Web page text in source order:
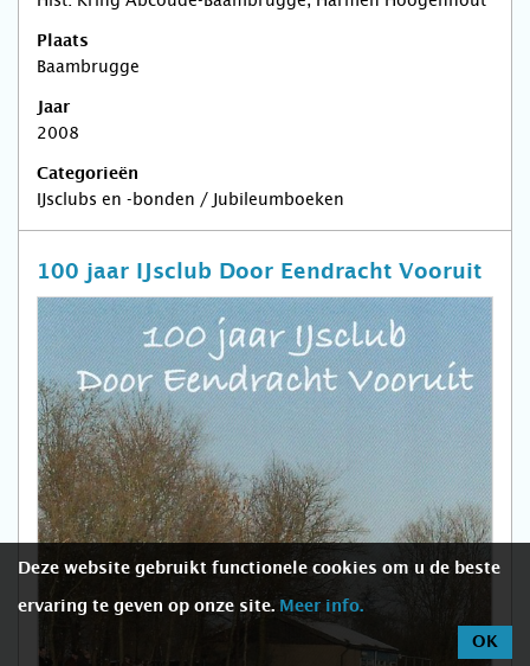
Plaats
Baambrugge
Jaar
2008
Categorieën
IJsclubs en -bonden / Jubileumboeken
100 jaar IJsclub Door Eendracht Vooruit
Deze website gebruikt functionele cookies om u de beste
ervaring te geven op onze site. Meer info.
OK